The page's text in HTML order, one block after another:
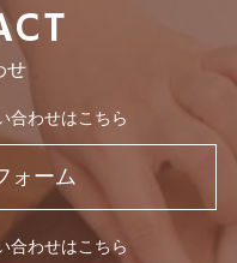
せ
合わせはこちら
ォーム
合わせはこちら